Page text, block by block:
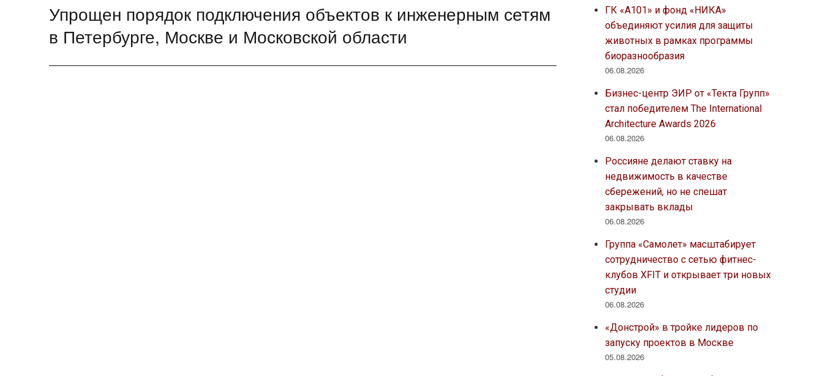
Следующая
запись:
Упрощен порядок подключения объектов к инженерным сетям
в Петербурге, Москве и Московской области
ГК «А101» и фонд «НИКА»
объединяют усилия для защиты
животных в рамках программы
биоразнообразия
06.08.2026
Бизнес-центр ЭИР от «Текта Групп»
стал победителем The International
Architecture Awards 2026
06.08.2026
Россияне делают ставку на
недвижимость в качестве
сбережений, но не спешат
закрывать вклады
06.08.2026
Группа «Самолет» масштабирует
сотрудничество с сетью фитнес-
клубов XFIT и открывает три новых
студии
06.08.2026
«Донстрой» в тройке лидеров по
запуску проектов в Москве
05.08.2026